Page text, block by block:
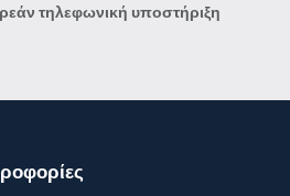
τηλεφωνική υποστήριξη